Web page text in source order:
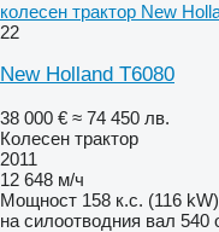
колесен трактор New
22
New Holland T6080
38 000 € ≈ 74 450 лв.
Колесен трактор
2011
12 648 м/ч
Мощност 158 к.с. (116 kW)
на силоотводния вал 540